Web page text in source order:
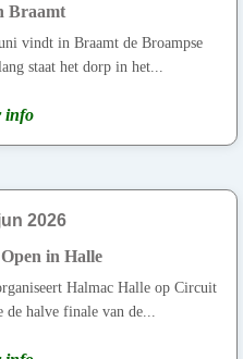
Braamt
vindt in Braamt de Broampse
staat het dorp in het...
info
2026
in Halle
Halmac Halle op Circuit
halve finale van de...